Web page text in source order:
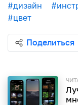
#дизайн
#цвет
Поделиться